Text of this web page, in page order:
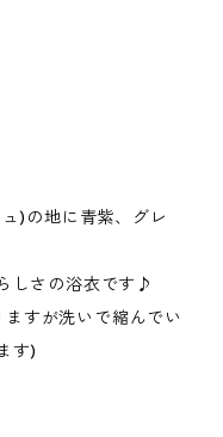
)の地に青紫、グレ
しさの浴衣です♪
すが洗いで縮んでい
す)